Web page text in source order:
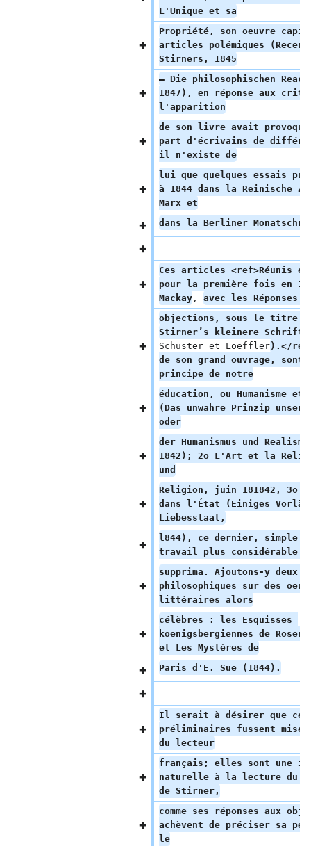
L'Unique et sa
Propriété, son oeuvre
articles polémiques
Stirners, 1845
— Die philosophischen
1847), en réponse aux
l'apparition
de son livre avait
part d'écrivains de
il n'existe de
lui que quelques essais
à 1844 dans la Reinische
Marx et
dans la Berliner
Ces articles <ref>Réunis
pour la première fois en
Mackay, avec les Réponses
objections, sous le titre
Stirner’s kleinere
Schuster et Loeffler).</
de son grand ouvrage,
principe de notre
éducation, ou Humanisme et
(Das unwahre Prinzip
oder
der Humanismus und
1842); 2o L'Art et la
und
Religion, juin 181842, 3o
dans l'État (Einiges
Liebesstaat,
l844), ce dernier, simple
travail plus considérable
supprima. Ajoutons-y deux
philosophiques sur des
littéraires alors
célèbres : les Esquisses
koenigsbergiennes de
et Les Mystères de
Paris d'E. Sue (1844).
Il serait à désirer que
préliminaires fussent
du lecteur
français; elles sont une
naturelle à la lecture du
de Stirner,
comme ses réponses aux
achèvent de préciser sa
le